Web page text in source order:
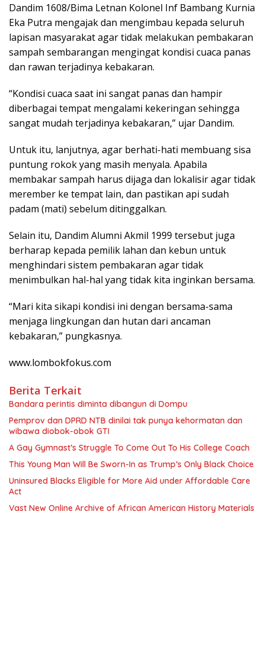
Dandim 1608/Bima Letnan Kolonel Inf Bambang Kurnia
Eka Putra mengajak dan mengimbau kepada seluruh
lapisan masyarakat agar tidak melakukan pembakaran
sampah sembarangan mengingat kondisi cuaca panas
dan rawan terjadinya kebakaran.
“Kondisi cuaca saat ini sangat panas dan hampir
diberbagai tempat mengalami kekeringan sehingga
sangat mudah terjadinya kebakaran,” ujar Dandim.
Untuk itu, lanjutnya, agar berhati-hati membuang sisa
puntung rokok yang masih menyala. Apabila
membakar sampah harus dijaga dan lokalisir agar tidak
merember ke tempat lain, dan pastikan api sudah
padam (mati) sebelum ditinggalkan.
Selain itu, Dandim Alumni Akmil 1999 tersebut juga
berharap kepada pemilik lahan dan kebun untuk
menghindari sistem pembakaran agar tidak
menimbulkan hal-hal yang tidak kita inginkan bersama.
“Mari kita sikapi kondisi ini dengan bersama-sama
menjaga lingkungan dan hutan dari ancaman
kebakaran,” pungkasnya.
www.lombokfokus.com
Berita Terkait
Bandara perintis diminta dibangun di Dompu
Pemprov dan DPRD NTB dinilai tak punya kehormatan dan
wibawa diobok-obok GTI
A Gay Gymnast’s Struggle To Come Out To His College Coach
This Young Man Will Be Sworn-In as Trump’s Only Black Choice
Uninsured Blacks Eligible for More Aid under Affordable Care
Act
Vast New Online Archive of African American History Materials